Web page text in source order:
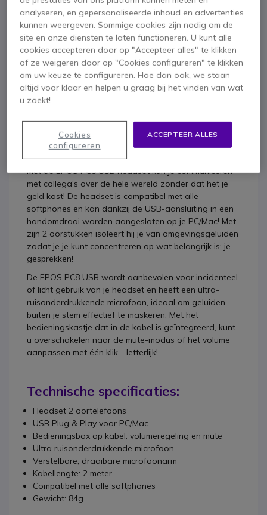
Productbeschrijving
EPOS PC8 USB
Robuuste, krachtige PC-headset
voor een geweldige prijs
Met de EPOS PC8 USB headset kun je communiceren
met collega's over de hele wereld zonder dat het je
geld kost! De headset is compatibel met alle
softphones en kan dankzij de USB-aansluiting in een
handomdraai worden aangesloten op je PC/Mac! Met
zijn 2 oorstukken isoleert hij je van omgevingsgeluiden
zodat je je kunt concentreren op wat belangrijk is: je
gesprekken!
De EPOS PC8 USB wordt aanbevolen voor incidenteel
of licht gebruik van je headset en heeft een ultra-
ruisonderdrukkende microfoon, ideaal om geluiden
buiten je stem effectief te maskeren. Met het
bedieningskastje dat in de kabel is geïntegreerd, kunt
u overschakelen naar de mute-modus of het volume
aanpassen met één klik - letterlijk!
Technische specificaties:
Headset 2 oortelefoons
USB Plug & Play voor PC/Mac
Bedieningsbox op kabel: volumeregeling en mute
Ultra ruisonderdrukkende microfoon
Verstelbare, draaibare microfoonarm
Kabellengte: 2 meter
Compatibel met alle softphones
Gewicht: 84g
analyseren, en gepersonaliseerde inhoud en advertenties
kunnen weergeven. Sommige cookies zijn nodig om de
site en onze diensten te laten functioneren. U kunt alle
cookies accepteren door op "Accepteer alles" te klikken
of ze weigeren door op "Cookies configureren" te klikken
om uw keuze te configureren. Hoe dan ook, we staan
altijd voor klaar en helpen u graag bij het vinden van wat
u zoekt!
ACCEPTEER ALLES
Cookies
configureren